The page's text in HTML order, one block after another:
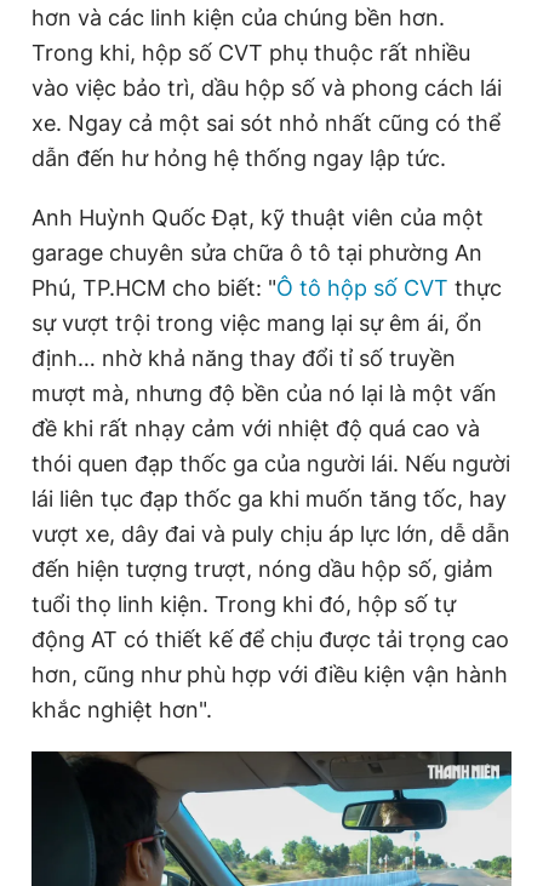
hơn và các linh kiện của chúng bền hơn.
Trong khi, hộp số CVT phụ thuộc rất nhiều
vào việc bảo trì, dầu hộp số và phong cách lái
xe. Ngay cả một sai sót nhỏ nhất cũng có thể
dẫn đến hư hỏng hệ thống ngay lập tức.
Anh Huỳnh Quốc Đạt, kỹ thuật viên của một
garage chuyên sửa chữa ô tô tại phường An
Phú, TP.HCM cho biết: "Ô tô hộp số CVT thực
sự vượt trội trong việc mang lại sự êm ái, ổn
định… nhờ khả năng thay đổi tỉ số truyền
mượt mà, nhưng độ bền của nó lại là một vấn
đề khi rất nhạy cảm với nhiệt độ quá cao và
thói quen đạp thốc ga của người lái. Nếu người
lái liên tục đạp thốc ga khi muốn tăng tốc, hay
vượt xe, dây đai và puly chịu áp lực lớn, dễ dẫn
đến hiện tượng trượt, nóng dầu hộp số, giảm
tuổi thọ linh kiện. Trong khi đó, hộp số tự
động AT có thiết kế để chịu được tải trọng cao
hơn, cũng như phù hợp với điều kiện vận hành
khắc nghiệt hơn".